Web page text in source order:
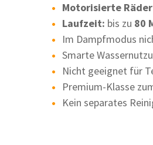
Motorisierte Räder
Laufzeit: bis zu 80
Im Dampfmodus
Smarte
Nicht geeignet für
Premium-Klasse
Kein separates